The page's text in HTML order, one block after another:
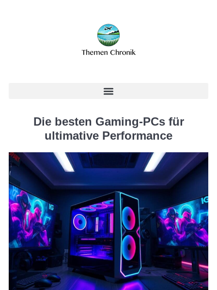
Die besten Gaming-PCs für
ultimative Performance